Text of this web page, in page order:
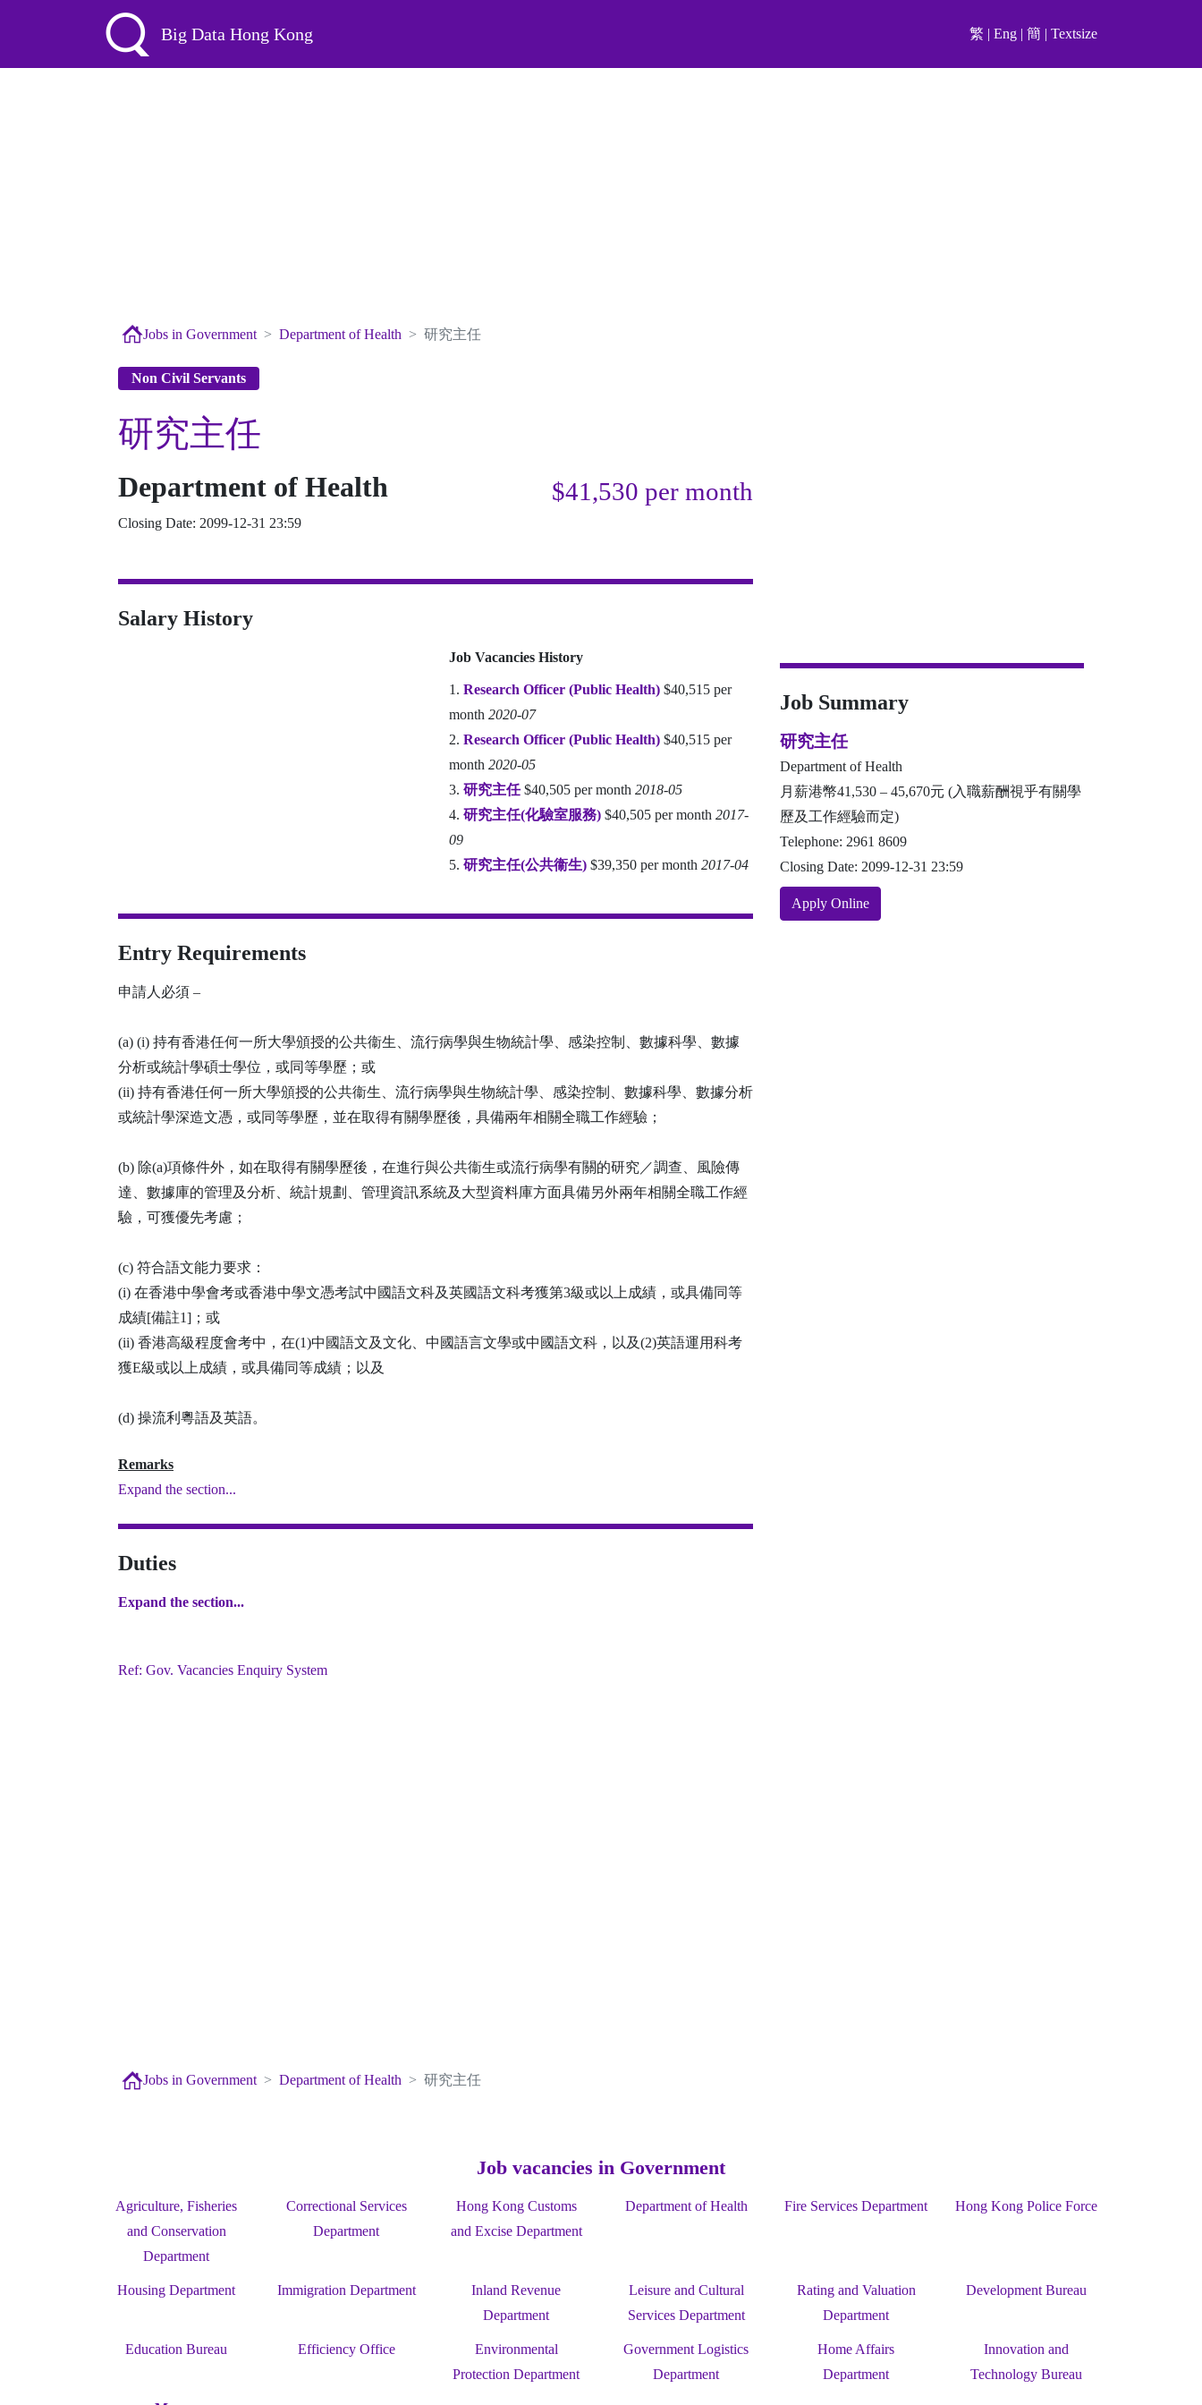
Big Data Hong Kong 繁 | Eng | 簡 | Textsize
Jobs in Government Department of Health 研究主任
Non Civil Servants
研究主任
Department of Health
Closing Date: 2099-12-31 23:59
$41,530 per month
Salary History
Job Vacancies History
1. Research Officer (Public Health) $40,515 per
month 2020-07
2. Research Officer (Public Health) $40,515 per
month 2020-05
3. 研究主任$40,505 per month 2018-05
4. 研究主任(化驗室服務) $40,505 per month 2017-
09
5. 研究主任(公共衞生) $39,350 per month 2017-04
Entry Requirements
申請人必須 –
(a) (i) 持有香港任何一所大學頒授的公共衞生、流行病學與生物統計學、感染控制、數據科學、數據
分析或統計學碩士學位，或同等學歷；或
(ii) 持有香港任何一所大學頒授的公共衞生、流行病學與生物統計學、感染控制、數據科學、數據分析
或統計學深造文憑，或同等學歷，並在取得有關學歷後，具備兩年相關全職工作經驗；
(b) 除(a)項條件外，如在取得有關學歷後，在進行與公共衞生或流行病學有關的研究／調查、風險傳
達、數據庫的管理及分析、統計規劃、管理資訊系統及大型資料庫方面具備另外兩年相關全職工作經
驗，可獲優先考慮；
(c) 符合語文能力要求：
(i) 在香港中學會考或香港中學文憑考試中國語文科及英國語文科考獲第3級或以上成績，或具備同等
成績[備註1]；或
(ii) 香港高級程度會考中，在(1)中國語文及文化、中國語言文學或中國語文科，以及(2)英語運用科考
獲E級或以上成績，或具備同等成績；以及
(d) 操流利粵語及英語。
Remarks
Expand the section...
Duties
Expand the section...
Ref: Gov. Vacancies Enquiry System
Job Summary
研究主任
Department of Health
月薪港幣41,530 – 45,670元 (入職薪酬視乎有關學
歷及工作經驗而定)
Telephone: 2961 8609
Closing Date: 2099-12-31 23:59
Apply Online
Jobs in Government Department of Health 研究主任
Job vacancies in Government
Agriculture, Fisheries
and Conservation
Department
Correctional Services
Department
Hong Kong Customs
and Excise Department
Department of Health Fire Services Department Hong Kong Police Force
Housing Department Immigration Department
Inland Revenue
Department
Leisure and Cultural
Services Department
Rating and Valuation
Department
Development Bureau
Education Bureau Efficiency Office
Environmental
Protection Department
Government Logistics
Department
Home Affairs
Department
Innovation and
Technology Bureau